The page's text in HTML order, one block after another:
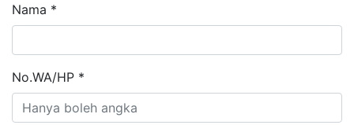
Nama *
No.WA/HP *